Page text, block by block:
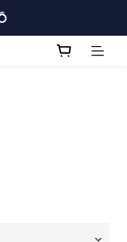
*星期日休息*⏰
10樓全層